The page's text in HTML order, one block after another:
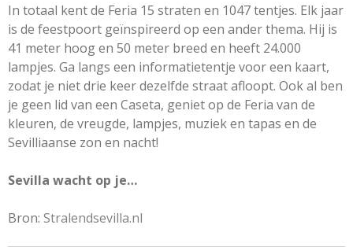
In totaal kent de Feria 15 straten en 1047 tentjes. Elk jaar
is de feestpoort geïnspireerd op een ander thema. Hij is
41 meter hoog en 50 meter breed en heeft 24.000
lampjes. Ga langs een informatietentje voor een kaart,
zodat je niet drie keer dezelfde straat afloopt. Ook al ben
je geen lid van een Caseta, geniet op de Feria van de
kleuren, de vreugde, lampjes, muziek en tapas en de
Sevilliaanse zon en nacht!
Sevilla wacht op je…
Bron: Stralendsevilla.nl